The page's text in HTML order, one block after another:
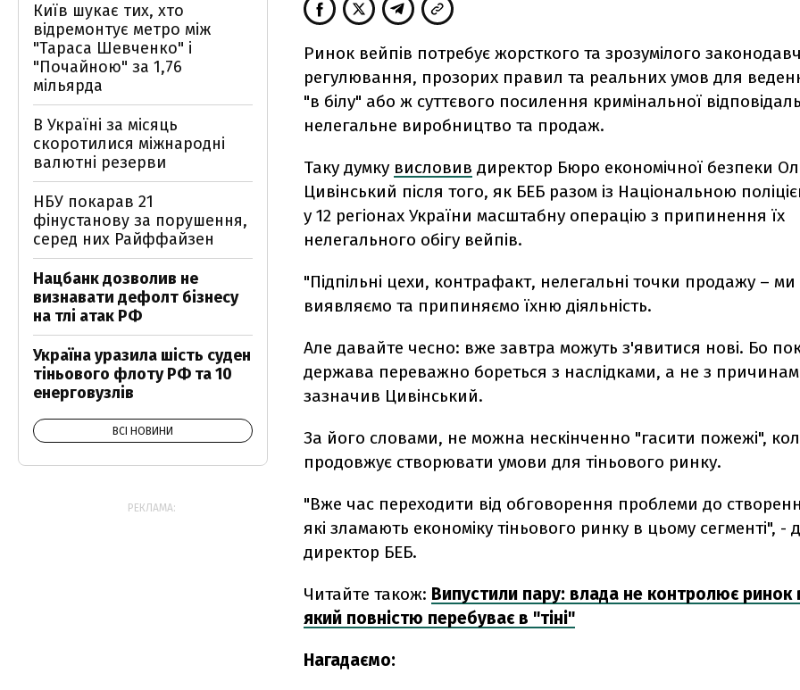
Ринок вейпів потребує жорсткого та зрозумілого
регулювання, прозорих правил та реальних умов для
"в білу" або ж суттєвого посилення кримінальної
нелегальне виробництво та продаж.
Таку думку висловив директор Бюро економічної безпеки
Цивінський після того, як БЕБ разом із Національною
у 12 регіонах України масштабну операцію з припинення їх
нелегального обігу вейпів.
"Підпільні цехи, контрафакт, нелегальні точки продажу –
виявляємо та припиняємо їхню діяльність.
Але давайте чесно: вже завтра можуть з'явитися нові. Бо
держава переважно бореться з наслідками, а не з
зазначив Цивінський.
За його словами, не можна нескінченно "гасити пожежі",
продовжує створювати умови для тіньового ринку.
"Вже час переходити від обговорення проблеми до
які зламають економіку тіньового ринку в цьому сегменті", -
директор БЕБ.
Читайте також: Випустили пару: влада не контролює ринок
який повністю перебуває в "тіні"
Нагадаємо:
Київ шукає тих, хто
відремонтує метро між
"Тараса Шевченко" і
"Почайною" за 1,76
мільярда
В Україні за місяць
скоротилися міжнародні
валютні резерви
НБУ покарав 21
фінустанову за порушення,
серед них Райффайзен
Нацбанк дозволив не
визнавати дефолт бізнесу
на тлі атак РФ
Україна уразила шість суден
тіньового флоту РФ та 10
енерговузлів
ВСІ НОВИНИ
РЕКЛАМА: